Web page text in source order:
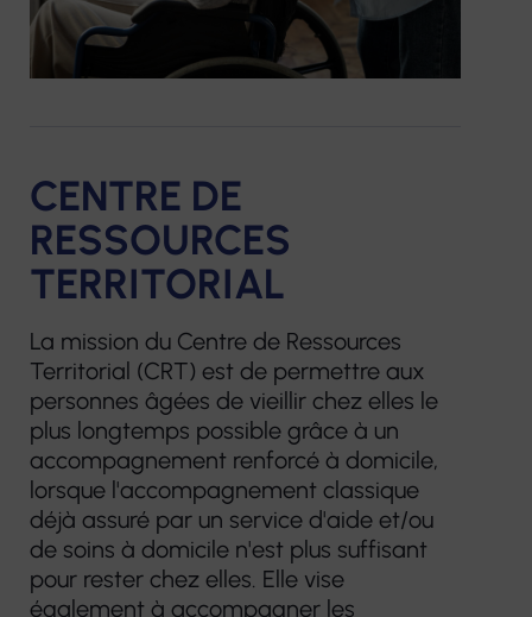
CENTRE DE
RESSOURCES
TERRITORIAL
La mission du Centre de Ressources
Territorial (CRT) est de permettre aux
personnes âgées de vieillir chez elles le
plus longtemps possible grâce à un
accompagnement renforcé à domicile,
lorsque l'accompagnement classique
déjà assuré par un service d'aide et/ou
de soins à domicile n'est plus suffisant
pour rester chez elles. Elle vise
également à accompagner les